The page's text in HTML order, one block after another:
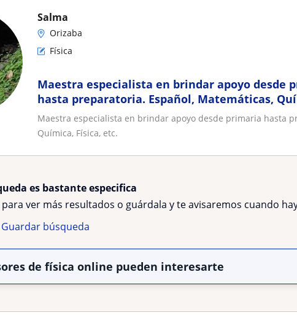
Salma
Orizaba
Física
Maestra especialista en brindar apoyo desde
hasta preparatoria. Español, Matemáticas,
Física, etc
Maestra especialista en brindar apoyo desde primaria hasta
Química, Física, etc.
es bastante especifica
ver más resultados o guárdala y te avisaremos cuando
Guardar búsqueda
de física online pueden interesarte